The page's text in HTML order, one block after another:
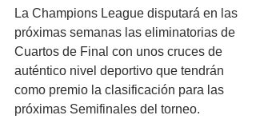
La Champions League disputará en las
próximas semanas las eliminatorias de
Cuartos de Final con unos cruces de
auténtico nivel deportivo que tendrán
como premio la clasificación para las
próximas Semifinales del torneo.